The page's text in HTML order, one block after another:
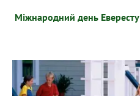
Міжнародний день Евересту